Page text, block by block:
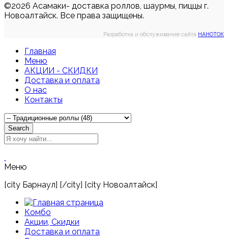
©2026 Асамаки- доставка роллов, шаурмы, пиццы г.
Новоалтайск. Все права защищены.
Разработка и обслуживание сайта НАНОТОК
Главная
Меню
АКЦИИ - СКИДКИ
Доставка и оплата
О нас
Контакты
Search
Меню
[city Барнаул] [/city] [city Новоалтайск]
Комбо
Акции, Скидки
Доставка и оплата